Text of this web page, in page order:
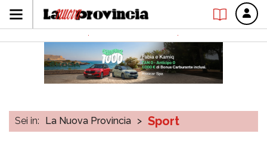
Sei in: La Nuova Provincia > Sport